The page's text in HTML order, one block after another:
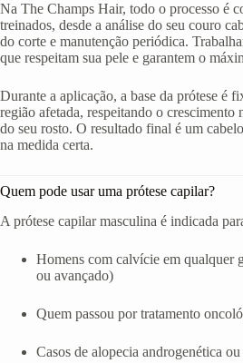
Na The Champs Hair, todo o processo é
treinados, desde a análise do seu couro
do corte e manutenção periódica.
que respeitam sua pele e garantem o
Durante a aplicação, a base da prótese é
região afetada, respeitando o crescimento
do seu rosto. O resultado final é um
na medida certa.
Quem pode usar uma prótese capilar?
A prótese capilar masculina é indicada
Homens com calvície em qualquer
ou avançado)
Quem passou por tratamento
Casos de alopecia androgenética ou